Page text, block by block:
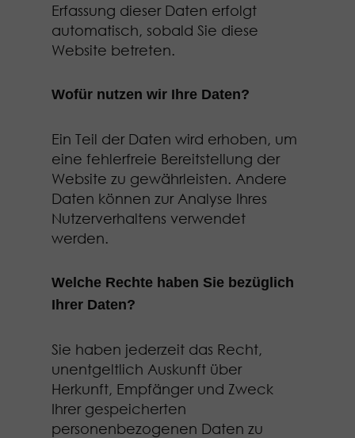
Erfassung dieser Daten erfolgt
automatisch, sobald Sie diese
Website betreten.
Wofür nutzen wir Ihre Daten?
Ein Teil der Daten wird erhoben, um
eine fehlerfreie Bereitstellung der
Website zu gewährleisten. Andere
Daten können zur Analyse Ihres
Nutzerverhaltens verwendet
werden.
Welche Rechte haben Sie bezüglich
Ihrer Daten?
Sie haben jederzeit das Recht,
unentgeltlich Auskunft über
Herkunft, Empfänger und Zweck
Ihrer gespeicherten
personenbezogenen Daten zu